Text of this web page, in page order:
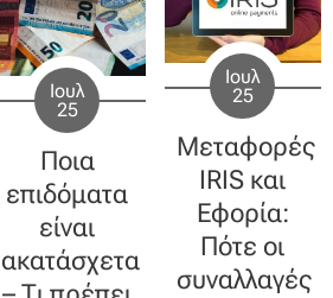
του ΟΠΕΚΑ, με
χιλιάδες
δικαιούχους να
περιμένουν την
καταβολή των
κοινωνικών
παροχών στους
τραπεζικούς
τους
λογαριασμούς.
στις πόλεις της
Ελλάδας.
Ειδικά όταν
αφορά ράμπες
ΑμεΑ,
διαβάσεις
πεζών ή γωνίες
που εμποδίζουν
την ορατότητα,
η δυσφορία
Ιουλ
25
Ποια
επιδόματα
είναι
ακατάσχετα
Ιουλ
25
Μεταφορές
IRIS και
Εφορία:
Πότε οι
συναλλαγές